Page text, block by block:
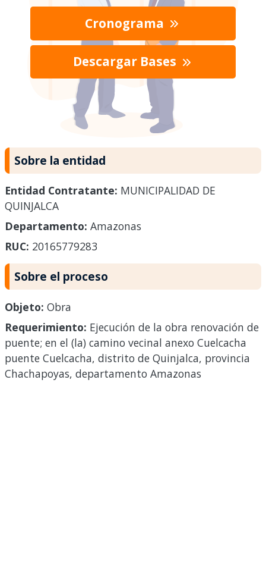
Cronograma
Descargar Bases
Sobre la entidad
Entidad Contratante: MUNICIPALIDAD DE
QUINJALCA
Departamento: Amazonas
RUC: 20165779283
Sobre el proceso
Objeto: Obra
Requerimiento: Ejecución de la obra renovación de
puente; en el (la) camino vecinal anexo Cuelcacha
puente Cuelcacha, distrito de Quinjalca, provincia
Chachapoyas, departamento Amazonas